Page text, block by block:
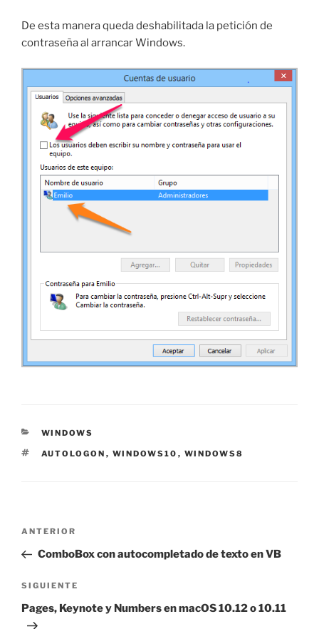
De esta manera queda deshabilitada la petición de
contraseña al arrancar Windows.
CATEGORÍAS
WINDOWS
ETIQUETAS
AUTOLOGON , WINDOWS10 , WINDOWS8
Navegación
entradas
Entrada
anterior:
ANTERIOR
ComboBox con autocompletado de texto en VB
Siguiente
entrada
SIGUIENTE
Pages, Keynote y Numbers en macOS 10.12 o 10.11